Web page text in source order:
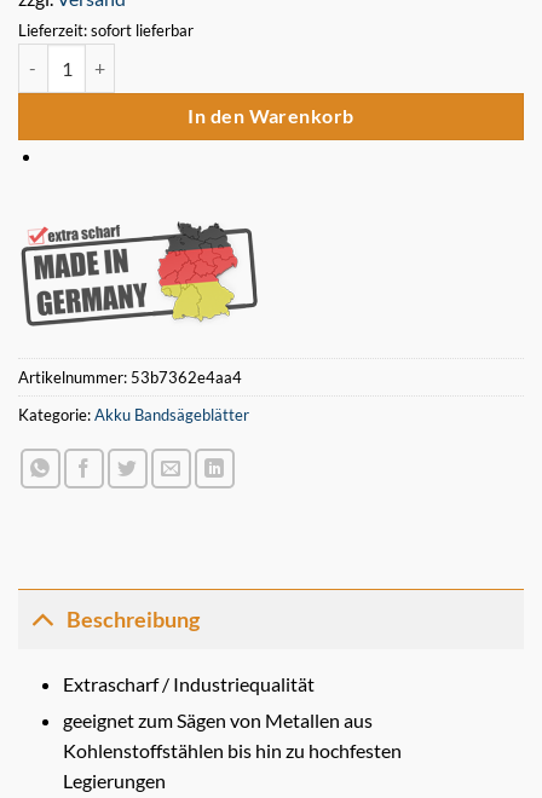
Lieferzeit: sofort lieferbar
3 x Bimetall Sägeband 835 x 13 x 0,5 mm 18 ZpZ für Akku
In den Warenkorb
Artikelnummer: 53b7362e4aa4
Kategorie:Akku Bandsägeblätter
Beschreibung
Extrascharf / Industriequalität
geeignet zum Sägen von Metallen aus
Kohlenstoffstählen bis hin zu hochfesten
Legierungen